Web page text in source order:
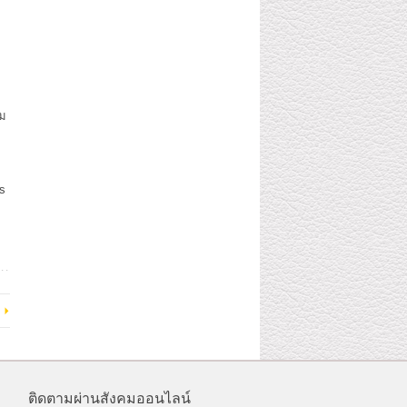
ติดตามผ่านสังคมออนไลน์